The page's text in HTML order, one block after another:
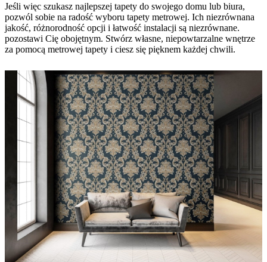
Jeśli więc szukasz najlepszej tapety do swojego domu lub biura,
pozwól sobie na radość wyboru tapety metrowej. Ich niezrównana
jakość, różnorodność opcji i łatwość instalacji są niezrównane.
pozostawi Cię obojętnym. Stwórz własne, niepowtarzalne wnętrze
za pomocą metrowej tapety i ciesz się pięknem każdej chwili.